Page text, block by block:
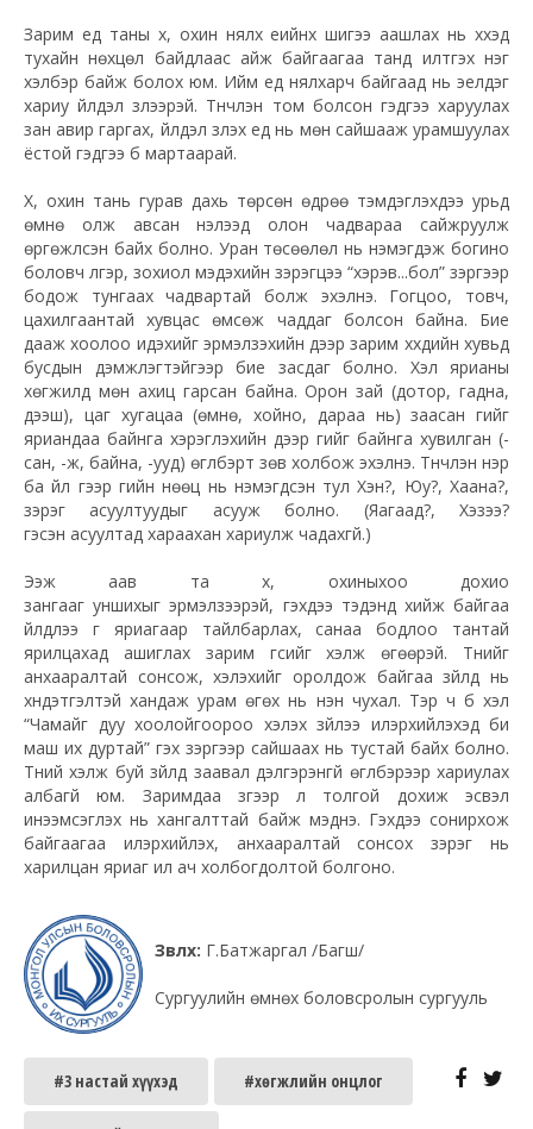
Зарим үед таны хүү, охин нялх үеийнх шигээ аашлах нь хүүхэд
тухайн нөхцөл байдлаас айж байгаагаа танд илтгэх нэг
хэлбэр байж болох юм. Ийм үед нялхарч байгаад нь эелдэг
хариу үйлдэл үзүүлээрэй. Түүнчлэн том болсон гэдгээ харуулах
зан авир гаргах, үйлдэл үзүүлэх үед нь мөн сайшааж урамшуулах
ёстой гэдгээ бүү мартаарай.
Хүү, охин тань гурав дахь төрсөн өдрөө тэмдэглэхдээ урьд
өмнө олж авсан нэлээд олон чадвараа сайжруулж
өргөжүүлсэн байх болно. Уран төсөөлөл нь нэмэгдэж богино
боловч үлгэр, зохиол мэдэхийн зэрэгцээ “хэрэв...бол” зэргээр
бодож тунгаах чадвартай болж эхэлнэ. Гогцоо, товч,
цахилгаантай хувцас өмсөж чаддаг болсон байна. Бие
дааж хоолоо идэхийг эрмэлзэхийн дээр зарим хүүхдийн хувьд
бусдын дэмжлэгтэйгээр бие засдаг болно. Хэл ярианы
хөгжилд мөн ахиц гарсан байна. Орон зай (дотор, гадна,
дээш), цаг хугацаа (өмнө, хойно, дараа нь) заасан үгийг
яриандаа байнга хэрэглэхийн дээр үгийг байнга хувилган (-
сан, -ж, байна, -ууд) өгүүлбэрт зөв холбож эхэлнэ. Түүнчлэн нэр
ба үйл үгээр үгийн нөөц нь нэмэгдсэн тул Хэн?, Юу?, Хаана?,
зэрэг асуултуудыг асууж болно. (Яагаад?, Хэзээ?
гэсэн асуултад хараахан хариулж чадахгүй.)
Ээж аав та хүү, охиныхоо дохио
зангааг уншихыг эрмэлзээрэй, гэхдээ тэдэнд хийж байгаа
үйлдлээ үг яриагаар тайлбарлах, санаа бодлоо тантай
ярилцахад ашиглах зарим үгсийг хэлж өгөөрэй. Түүнийг
анхааралтай сонсож, хэлэхийг оролдож байгаа зүйлд нь
хүндэтгэлтэй хандаж урам өгөх нь нэн чухал. Тэр ч бүү хэл
“Чамайг дуу хоолойгоороо хэлэх зүйлээ илэрхийлэхэд би
маш их дуртай” гэх зэргээр сайшаах нь тустай байх болно.
Түүний хэлж буй зүйлд заавал дэлгэрэнгүй өгүүлбэрээр хариулах
албагүй юм. Заримдаа зүгээр л толгой дохиж эсвэл
инээмсэглэх нь хангалттай байж мэднэ. Гэхдээ сонирхож
байгаагаа илэрхийлэх, анхааралтай сонсох зэрэг нь
харилцан яриаг илүү ач холбогдолтой болгоно.
Зөвлөх: Г.Батжаргал /Багш/
Сургуулийн өмнөх боловсролын сургууль
#3 настай хүүхэд #хөгжлийн онцлог